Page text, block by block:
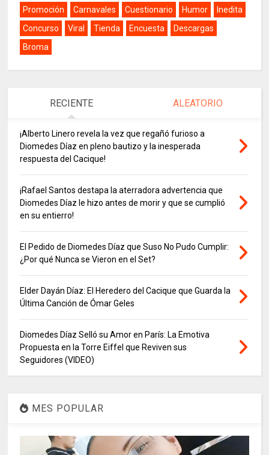
Promoción Carnavales Cuestionario Humor
Inedita
Concurso
Viral Tienda Encuesta
Descargas
Broma
RECIENTE ALEATORIO
¡Alberto Linero revela la vez que regañó furioso a
Diomedes Díaz en pleno bautizo y la inesperada
respuesta del Cacique!
¡Rafael Santos destapa la aterradora advertencia que
Diomedes Díaz le hizo antes de morir y que se cumplió
en su entierro!
El Pedido de Diomedes Díaz que Suso No Pudo Cumplir:
¿Por qué Nunca se Vieron en el Set?
Elder Dayán Díaz: El Heredero del Cacique que Guarda la
Última Canción de Ómar Geles
Diomedes Díaz Selló su Amor en París: La Emotiva
Propuesta en la Torre Eiffel que Reviven sus
Seguidores (VIDEO)
MES POPULAR